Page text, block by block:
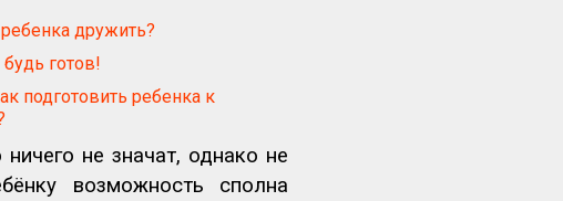
дружить?
готов!
подготовить ребенка к
не значат, однако не
возможность сполна